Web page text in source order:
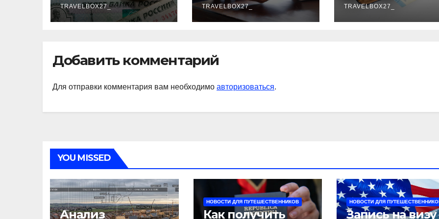
TRAVELBOX27_ TRAVELBOX27_ TRAVELBOX27_
Добавить комментарий
Для отправки комментария вам необходимо авторизоваться.
YOU MISSED
Анализ
НОВОСТИ ДЛЯ ПУТЕШЕСТВЕННИКОВ
Как получить
НОВОСТИ ДЛЯ
Запись на визу